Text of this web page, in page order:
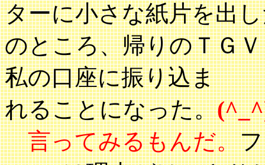
ターに小さな紙片を出
のところ、帰りのＴＧ
私の口座に振り込ま
れることになった。
言ってみるもんだ。